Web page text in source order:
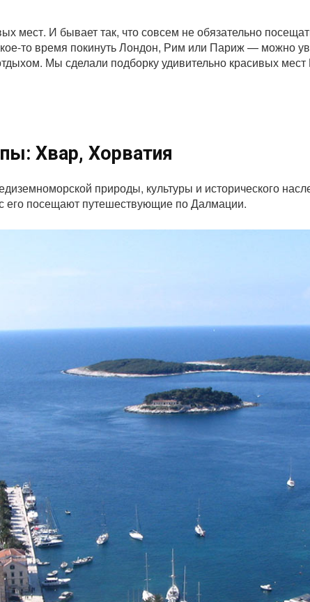
мест. И бывает так, что совсем не обязательно
то время покинуть Лондон, Рим или Париж — можно
Мы сделали подборку удивительно красивых
Хвар, Хорватия
природы, культуры и исторического
его посещают путешествующие по Далмации.